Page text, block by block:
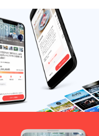
2月1日
から順
次お届
けを開
始し、
2020年
2月29日
までに
お届け
しま
す。 ※
有効期
限は
2021年